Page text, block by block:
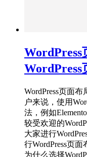
WordPress
WordPress页面
户来说，使用
法，例如
较受欢迎的
大家进行
行WordPress页
为什么选择